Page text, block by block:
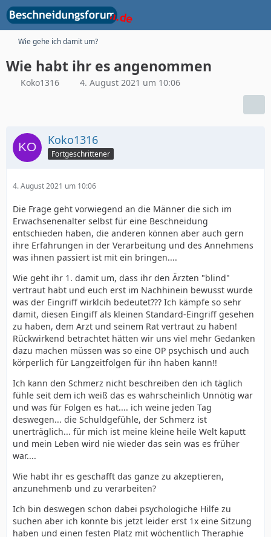
Wie gehe ich damit um?
Wie habt ihr es angenommen
Koko1316 4. August 2021 um 10:06
Koko1316
Fortgeschrittener
4. August 2021 um 10:06
Die Frage geht vorwiegend an die Männer die sich im
Erwachsenenalter selbst für eine Beschneidung
entschieden haben, die anderen können aber auch gern
ihre Erfahrungen in der Verarbeitung und des Annehmens
was ihnen passiert ist mit ein bringen....
Wie geht ihr 1. damit um, dass ihr den Ärzten "blind"
vertraut habt und euch erst im Nachhinein bewusst wurde
was der Eingriff wirklcih bedeutet??? Ich kämpfe so sehr
damit, diesen Eingiff als kleinen Standard-Eingriff gesehen
zu haben, dem Arzt und seinem Rat vertraut zu haben!
Rückwirkend betrachtet hätten wir uns viel mehr Gedanken
dazu machen müssen was so eine OP psychisch und auch
körperlich für Langzeitfolgen für ihn haben kann!!
Ich kann den Schmerz nicht beschreiben den ich täglich
fühle seit dem ich weiß das es wahrscheinlich Unnötig war
und was für Folgen es hat.... ich weine jeden Tag
deswegen... die Schuldgefühle, der Schmerz ist
unerträglich... für mich ist meine kleine heile Welt kaputt
und mein Leben wird nie wieder das sein was es früher
war....
Wie habt ihr es geschafft das ganze zu akzeptieren,
anzunehmenb und zu verarbeiten?
Ich bin deswegen schon dabei psychologiche Hilfe zu
suchen aber ich konnte bis jetzt leider erst 1x eine Sitzung
haben und einen festen Platz mit wöchentlich Theraphie